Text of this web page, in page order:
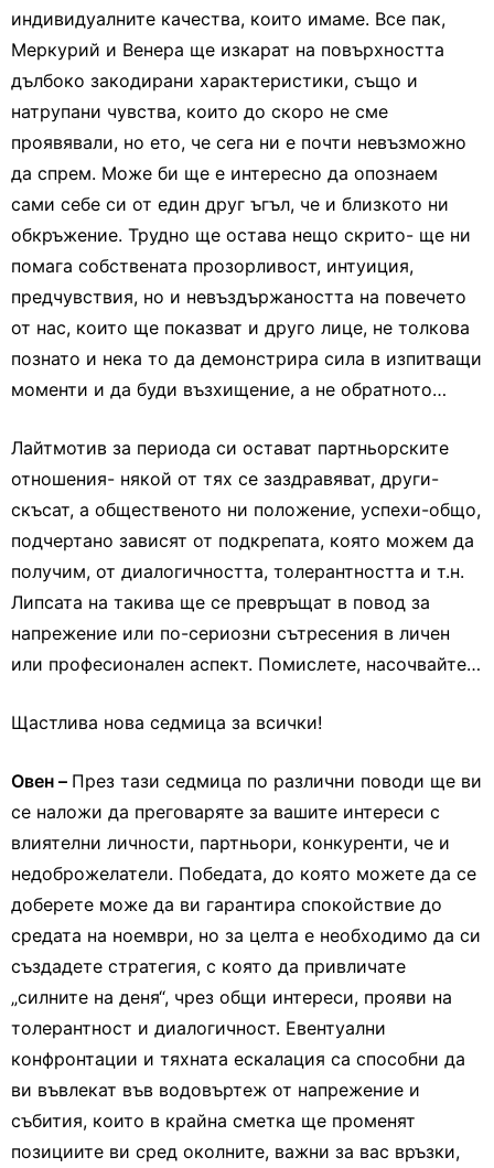
индивидуалните качества, които имаме. Все пак,
Меркурий и Венера ще изкарат на повърхността
дълбоко закодирани характеристики, също и
натрупани чувства, които до скоро не сме
проявявали, но ето, че сега ни е почти невъзможно
да спрем. Може би ще е интересно да опознаем
сами себе си от един друг ъгъл, че и близкото ни
обкръжение. Трудно ще остава нещо скрито- ще ни
помага собствената прозорливост, интуиция,
предчувствия, но и невъздържаността на повечето
от нас, които ще показват и друго лице, не толкова
познато и нека то да демонстрира сила в изпитващи
моменти и да буди възхищение, а не обратното…
Лайтмотив за периода си остават партньорските
отношения- някой от тях се заздравяват, други-
скъсат, а общественото ни положение, успехи-общо,
подчертано зависят от подкрепата, която можем да
получим, от диалогичността, толерантността и т.н.
Липсата на такива ще се превръщат в повод за
напрежение или по-сериозни сътресения в личен
или професионален аспект. Помислете, насочвайте…
Щастлива нова седмица за всички!
Овен – През тази седмица по различни поводи ще ви
се наложи да преговаряте за вашите интереси с
влиятелни личности, партньори, конкуренти, че и
недоброжелатели. Победата, до която можете да се
доберете може да ви гарантира спокойствие до
средата на ноември, но за целта е необходимо да си
създадете стратегия, с която да привличате
„силните на деня“, чрез общи интереси, прояви на
толерантност и диалогичност. Евентуални
конфронтации и тяхната ескалация са способни да
ви въвлекат във водовъртеж от напрежение и
събития, които в крайна сметка ще променят
позициите ви сред околните, важни за вас връзки,